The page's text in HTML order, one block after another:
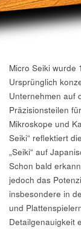
Micro Seiki wurde
Ursprünglich
Unternehmen auf
Präzisionsteilen
Mikroskope und
Seiki“ reflektiert
„Seiki“ auf
Schon bald
jedoch das
insbesondere in
und
Detailgenauigkeit